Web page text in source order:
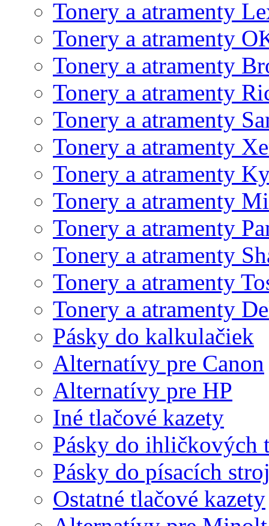
Tonery a atramenty
Tonery a atramenty
Tonery a atramenty
Tonery a atramenty
Tonery a atramenty
Tonery a atramenty
Tonery a atramenty
Tonery a atramenty
Tonery a atramenty
Tonery a atramenty
Tonery a atramenty
Tonery a atramenty
Pásky do kalkulačiek
Alternatívy pre Canon
Alternatívy pre HP
Iné tlačové kazety
Pásky do ihličkových
Pásky do písacích
Ostatné tlačové kazety